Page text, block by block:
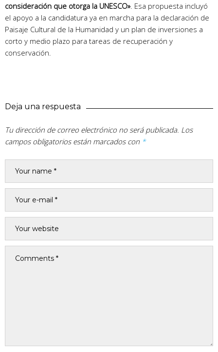
consideración que otorga la UNESCO» . Esa propuesta incluyó
el apoyo a la candidatura ya en marcha para la declaración de
Paisaje Cultural de la Humanidad y un plan de inversiones a
corto y medio plazo para tareas de recuperación y
conservación.
Deja una respuesta
Tu dirección de correo electrónico no será publicada. Los
campos obligatorios están marcados con *